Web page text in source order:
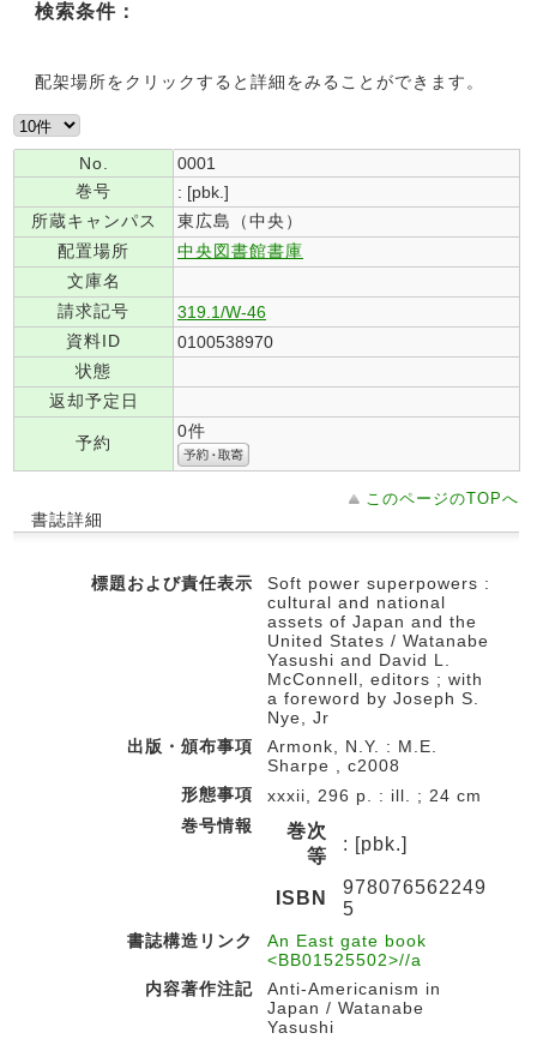
検索条件：
配架場所をクリックすると詳細をみることができます。
No.
0001
巻号
: [pbk.]
所蔵キャンパス
東広島（中央）
配置場所
中央図書館書庫
文庫名
請求記号
319.1/W-46
資料ID
0100538970
状態
返却予定日
予約
0件
このページのTOPへ
書誌詳細
標題および責任表示
Soft power superpowers :
cultural and national
assets of Japan and the
United States / Watanabe
Yasushi and David L.
McConnell, editors ; with
a foreword by Joseph S.
Nye, Jr
出版・頒布事項
Armonk, N.Y. : M.E.
Sharpe , c2008
形態事項
xxxii, 296 p. : ill. ; 24 cm
巻号情報
巻次
等
: [pbk.]
ISBN
978076562249
5
書誌構造リンク
An East gate book
<BB01525502>//a
内容著作注記
Anti-Americanism in
Japan / Watanabe
Yasushi